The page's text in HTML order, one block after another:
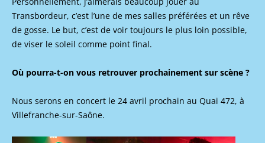
Transbordeur, c’est l’une de mes salles préférées et un rêve
de gosse. Le but, c’est de voir toujours le plus loin possible,
de viser le soleil comme point final.
Où pourra-t-on vous retrouver prochainement sur scène ?
Nous serons en concert le 24 avril prochain au Quai 472, à
Villefranche-sur-Saône.